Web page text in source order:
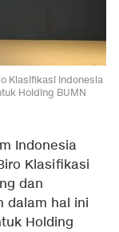
Klasifikasi Indonesia
Holding BUMN
Indonesia
Klasifikasi
dan
dalam hal ini
Holding